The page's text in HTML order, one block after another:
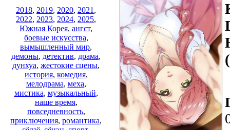
2018, 2019, 2020, 2021 ,
2022, 2023, 2024, 2025,
Южная Корея, ангст,
боевые искусства,
вымышленный мир,
демоны, детектив, драма,
дунхуа, жестокие сцены,
история, комедия,
мелодрама, меха,
мистика, музыкальный,
наше время,
повседневность,
приключения, романтика,